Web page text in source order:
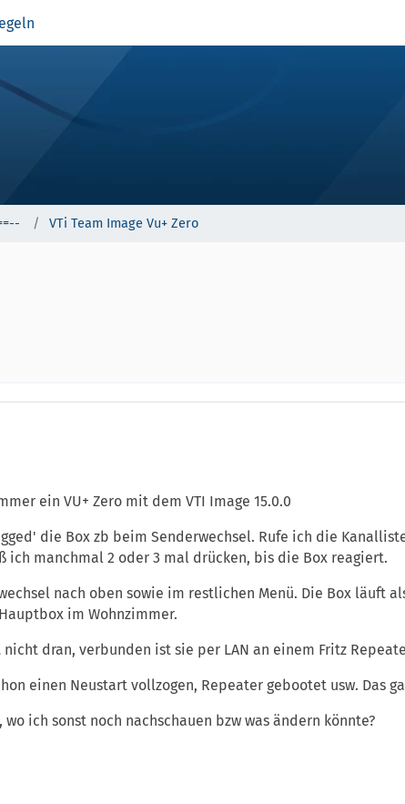
VTi Team Image Vu+ Zero
ein VU+ Zero mit dem VTI Image 15.0.0
die Box zb beim Senderwechsel. Rufe ich die
ich manchmal 2 oder 3 mal drücken, bis die Box reagiert.
nach oben sowie im restlichen Menü. Die Box läuft
im Wohnzimmer.
dran, verbunden ist sie per LAN an einem Fritz
einen Neustart vollzogen, Repeater gebootet usw. Das
ich sonst noch nachschauen bzw was ändern könnte?